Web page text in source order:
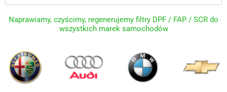
Naprawiamy, czyścimy, regenerujemy filtry DPF / FAP / SCR do
wszystkich marek samochodów